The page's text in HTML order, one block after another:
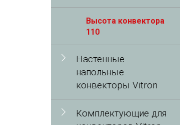
Высота конвектора
110
Настенные
напольные
конвекторы Vitron
Комплектующие для